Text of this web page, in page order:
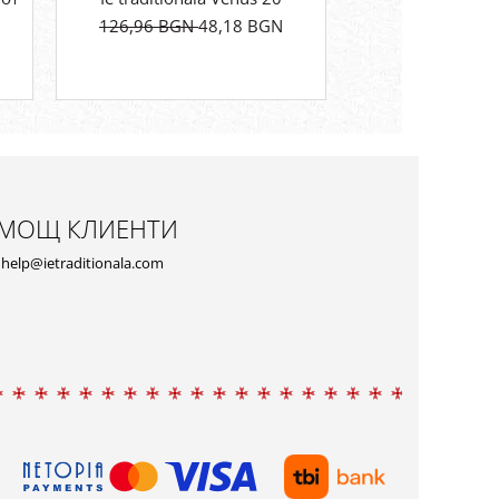
126,96 BGN48,18 BGN
КЛИЕНТИ
help@ietraditionala.com